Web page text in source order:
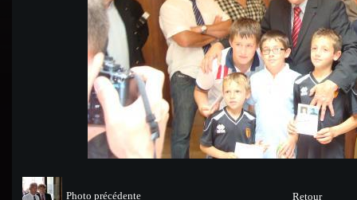
Photo précédente Retour